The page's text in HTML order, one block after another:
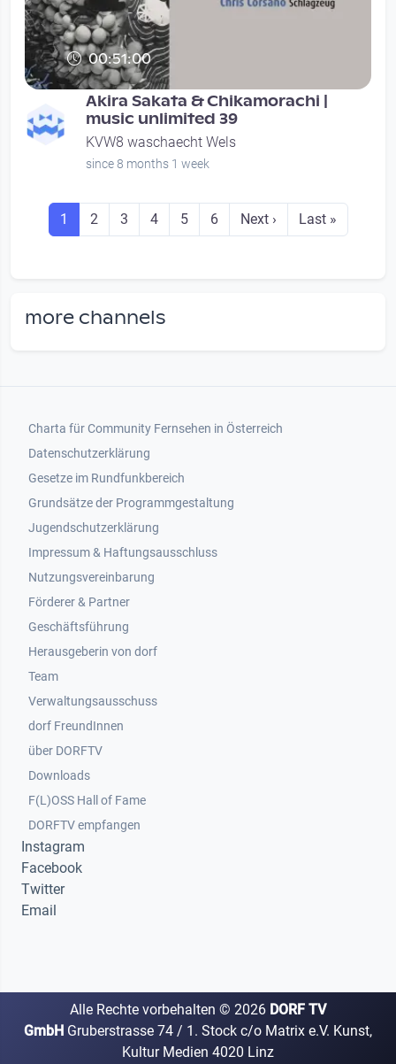
00:51:00
Akira Sakata & Chikamorachi |
music unlimited 39
KVW8 waschaecht Wels
since 8 months 1 week
Seitennummerierung
Seite
1 Seite
2 Seite
3 Seite
4 Seite
5 Seite
6 Next page
Next › Last page
Last »
more channels
Footer 1
Charta für Community Fernsehen in Österreich
Datenschutzerklärung
Gesetze im Rundfunkbereich
Grundsätze der Programmgestaltung
Jugendschutzerklärung
Impressum & Haftungsausschluss
Nutzungsvereinbarung
Footer 2
Förderer & Partner
Geschäftsführung
Herausgeberin von dorf
Team
Verwaltungsausschuss
dorf FreundInnen
Footer 3
über DORFTV
Downloads
F(L)OSS Hall of Fame
Footer 4
DORFTV empfangen
Instagram
Facebook
Twitter
Email
Alle Rechte vorbehalten © 2026 DORF TV
GmbH Gruberstrasse 74 / 1. Stock c/o Matrix e.V. Kunst,
Kultur Medien 4020 Linz